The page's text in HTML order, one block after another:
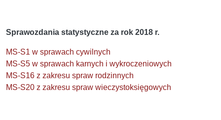
Sprawozdania statystyczne za rok 2018 r.
MS-S1 w sprawach cywilnych
MS-S5 w sprawach karnych i wykroczeniowych
MS-S16 z zakresu spraw rodzinnych
MS-S20 z zakresu spraw wieczystoksięgowych